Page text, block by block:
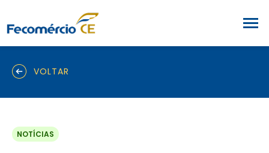
VOLTAR
NOTÍCIAS